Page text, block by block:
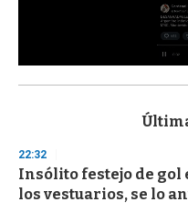
s
d
s
o
f
22:32
Insólito festejo de gol
los vestuarios, se lo